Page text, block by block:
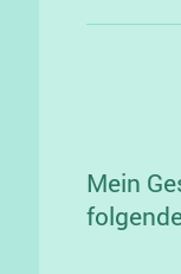
Mein